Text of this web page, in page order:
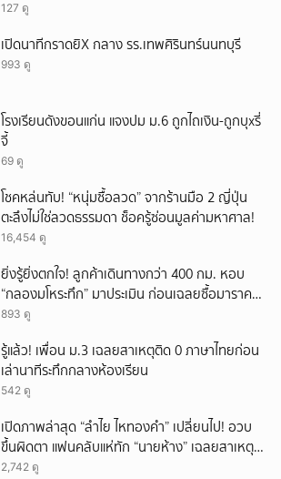
127 ดู
เปิดนาทีกราดยิX กลาง รร.เทพศิรินทร์นนทบุรี
993 ดู
โรงเรียนดังขอนแก่น แจงปม ม.6 ถูกไถเงิน-ถูกบุxรี่
จี้
69 ดู
โชคหล่นทับ! “หนุ่มซื้อลวด” จากร้านมือ 2 ญี่ปุ่น
ตะลึงไม่ใช่ลวดธรรมดา ช็อครู้ซ่อนมูลค่ามหาศาล!
16,454 ดู
ยิ่งรู้ยิ่งตกใจ! ลูกค้าเดินทางกว่า 400 กม. หอบ
“กลองมโหระทึก” มาประเมิน ก่อนเฉลยซื้อมาราคา
เท่าไหร่?
893 ดู
รู้แล้ว! เพื่อน ม.3 เฉลยสาเหตุติด 0 ภาษาไทยก่อน
เล่านาทีระทึกกลางห้องเรียน
542 ดู
เปิดภาพล่าสุด “ลำไย ไหทองคำ” เปลี่ยนไป! อวบ
ขึ้นผิดตา แฟนคลับแห่ทัก “นายห้าง” เฉลยสาเหตุ
ชัด!
2,742 ดู